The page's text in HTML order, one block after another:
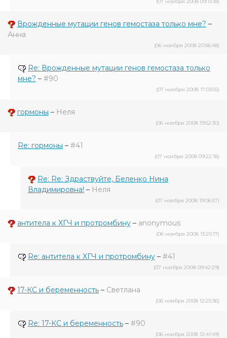
Врожденные мутации генов гемостаза только мне? –
Анна
(06 ноября 2008 20:56:48)
Re: Врожденные мутации генов гемостаза только
мне? – #90
(07 ноября 2008 17:03:55)
гормоны – Неля
(06 ноября 2008 19:52:30)
Re: гормоны – #41
(07 ноября 2008 09:22:18)
Re: Re: Здраствуйте, Беленко Нина
Владимировна! – Неля
(07 ноября 2008 19:06:57)
антитела к ХГЧ и протромбину – anonymous
(06 ноября 2008 13:20:17)
Re: антитела к ХГЧ и протромбину – #41
(07 ноября 2008 09:42:29)
17-КС и беременность – Светлана
(06 ноября 2008 12:25:36)
Re: 17-КС и беременность – #90
(06 ноября 2008 12:41:49)